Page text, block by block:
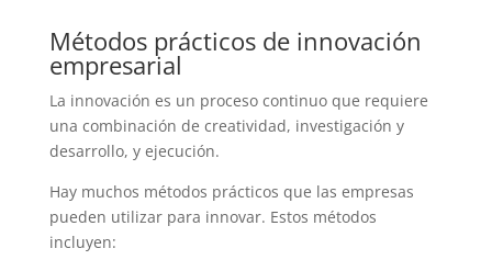
Métodos prácticos de innovación
empresarial
La innovación es un proceso continuo que requiere
una combinación de creatividad, investigación y
desarrollo, y ejecución.
Hay muchos métodos prácticos que las empresas
pueden utilizar para innovar. Estos métodos
incluyen: